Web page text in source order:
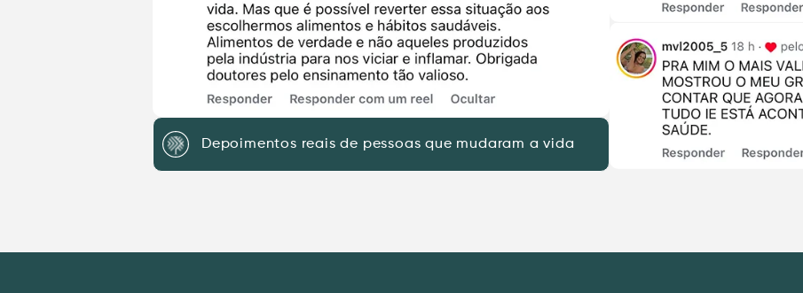
Depoimentos reais de pessoas que mudaram a vida